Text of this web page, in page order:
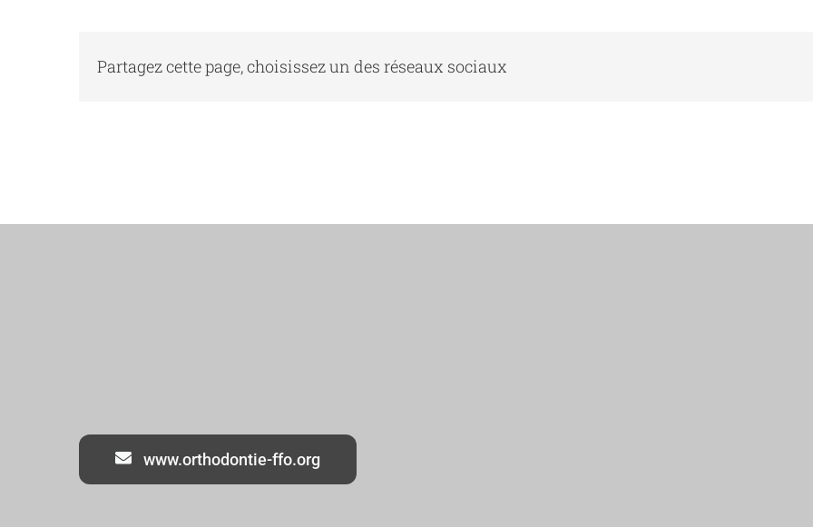
Partagez cette page, choisissez un des réseaux sociaux
www.orthodontie-ffo.org